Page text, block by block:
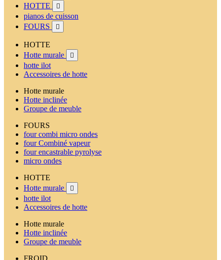
HOTTE

pianos de cuisson
FOURS

HOTTE
Hotte murale

hotte ilot
Accessoires de hotte
Hotte murale
Hotte inclinée
Groupe de meuble
FOURS
four combi micro ondes
four Combiné vapeur
four encastrable pyrolyse
micro ondes
HOTTE
Hotte murale

hotte ilot
Accessoires de hotte
Hotte murale
Hotte inclinée
Groupe de meuble
FROID